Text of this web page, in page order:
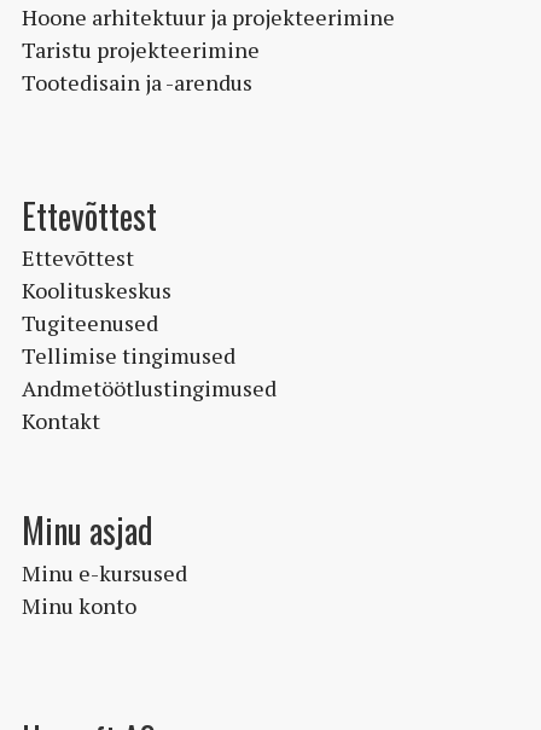
Hoone arhitektuur ja projekteerimine
Taristu projekteerimine
Tootedisain ja -arendus
Ettevõttest
Ettevõttest
Koolituskeskus
Tugiteenused
Tellimise tingimused
Andmetöötlustingimused
Kontakt
Minu asjad
Minu e-kursused
Minu konto